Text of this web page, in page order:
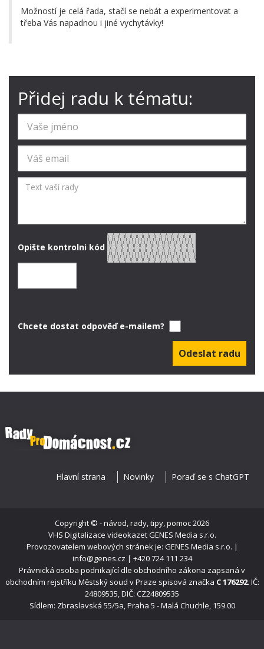
Možností je celá řada, stačí se nebát a experimentovat a
třeba Vás napadnou i jiné vychytávky!
Přidej radu k tématu:
Opište kontrolni kód
Chcete dostat odpověď e-mailem?
Hlavní strana Novinky Poraď se s ChatGPT
Copyright © - návod, rady, tipy, pomoc2026
VHS Digitalizace videokazetGENES Media s.r.o.
Provozovatelem webových stránek je: GENES Media s.r.o. |
info@genes.cz | +420 724 111 234
Právnická osoba podnikající dle obchodního zákona zapsaná v
obchodním rejstříku Městský soud v Praze spisová značka C 176292. IČ:
24809535, DIČ: CZ24809535
Sídlem: Zbraslavská 55/5a, Praha 5 - Malá Chuchle, 159 00